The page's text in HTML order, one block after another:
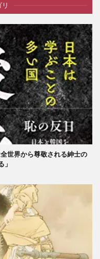
世界から尊敬される紳士の